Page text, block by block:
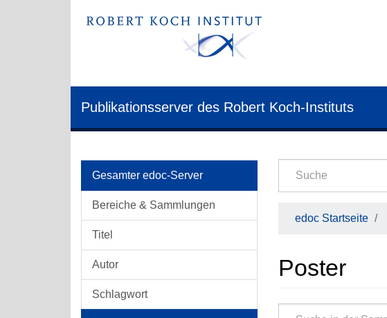
Publikationsserver des Robert Koch-Instituts
Gesamter edoc-Server
Bereiche & Sammlungen
Titel
Autor
Schlagwort
edoc Startseite
Poster